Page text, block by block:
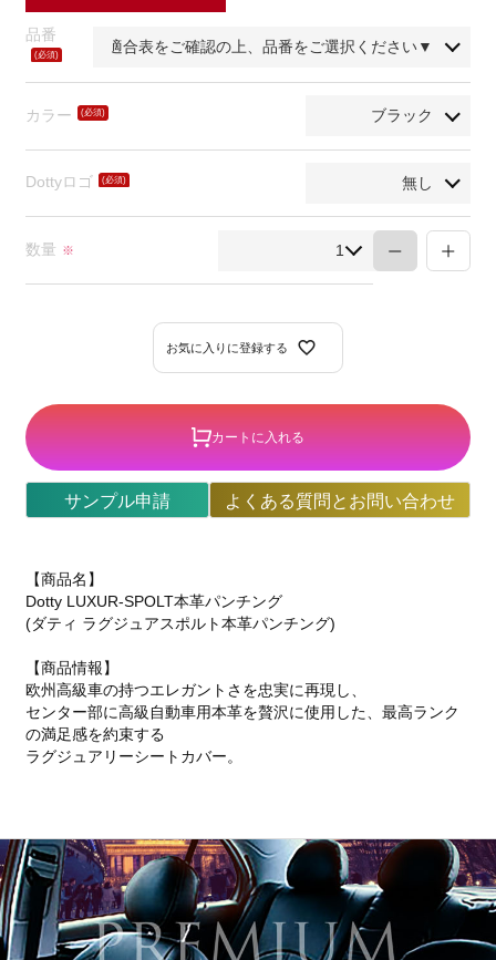
品番
カラー
須)
Dottyロゴ
須)
お気に入りに登録する
数量 ※
カートに入れる
サンプル申請 よくある質問とお問い合わせ
【商品名】
Dotty LUXUR-SPOLT本革パンチング
(ダティ ラグジュアスポルト本革パンチング)
【商品情報】
欧州高級車の持つエレガントさを忠実に再現し、
センター部に高級自動車用本革を贅沢に使用した、最高ランク
の満足感を約束する
ラグジュアリーシートカバー。